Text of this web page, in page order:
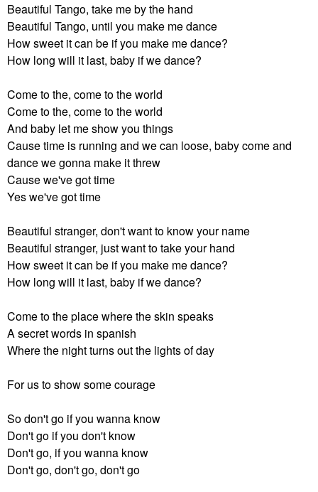
Beautiful Tango, take me by the hand
Beautiful Tango, until you make me dance
How sweet it can be if you make me dance?
How long will it last, baby if we dance?
Come to the, come to the world
Come to the, come to the world
And baby let me show you things
Cause time is running and we can loose, baby come and
dance we gonna make it threw
Cause we've got time
Yes we've got time
Beautiful stranger, don't want to know your name
Beautiful stranger, just want to take your hand
How sweet it can be if you make me dance?
How long will it last, baby if we dance?
Come to the place where the skin speaks
A secret words in spanish
Where the night turns out the lights of day
For us to show some courage
So don't go if you wanna know
Don't go if you don't know
Don't go, if you wanna know
Don't go, don't go, don't go